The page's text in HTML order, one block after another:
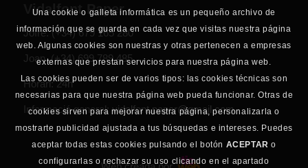
Vidalfont Paper
Jofre.(+34) 679 165 280
Joan.(+34) 699 789 485
Horari: 24h
Informació general:vidalfont.paper@gmail.com
Una cookie o galleta informática es un pequeño archivo de
información que se guarda en cada vez que visitas nuestra página
web. Algunas cookies son nuestras y otras pertenecen a empresas
externas que prestan servicios para nuestra página web.
Las cookies pueden ser de varios tipos: las cookies técnicas son
necesarias para que nuestra página web pueda funcionar. Otras de
cookies sirven para mejorar nuestra página, personalizarla o
mostrarte publicidad ajustada a tus búsquedas e intereses. Puedes
aceptar todas estas cookies pulsando el botón ACEPTAR o
configurarlas o rechazar su uso clicando en el apartado